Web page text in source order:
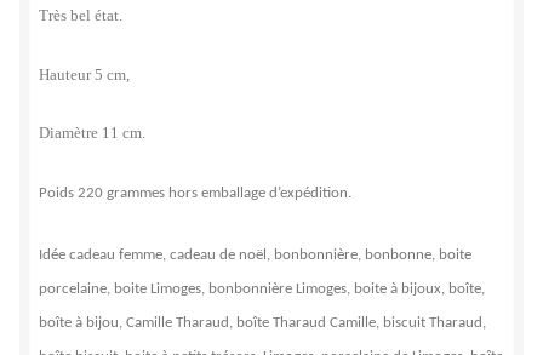
Très bel état.
Hauteur 5 cm,
Diamètre 11 cm.
Poids 220 grammes hors emballage d’expédition.
Idée cadeau femme, cadeau de noël, bonbonnière, bonbonne, boite
porcelaine, boite Limoges, bonbonnière Limoges, boite à bijoux, boîte,
boîte à bijou, Camille Tharaud, boîte Tharaud Camille, biscuit Tharaud,